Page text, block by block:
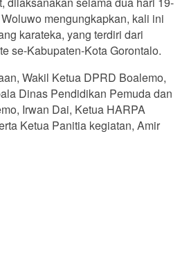
mengungkapkan, kali ini
karateka, yang terdiri dari
se-Kabupaten-Kota Gorontalo.
Wakil Ketua DPRD Boalemo,
Dinas Pendidikan Pemuda dan
Irwan Dai, Ketua HARPA
Ketua Panitia kegiatan, Amir